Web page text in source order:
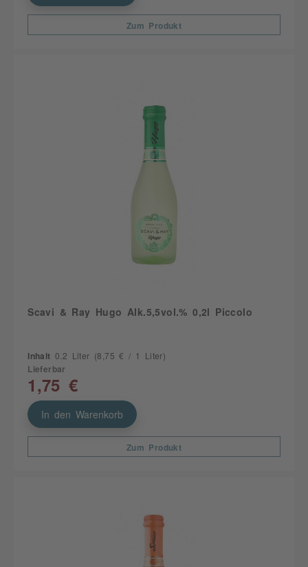
Zum Produkt
Scavi & Ray Hugo Alk.5,5vol.% 0,2l Piccolo
Inhalt 0.2 Liter (8,75 € / 1 Liter)
Lieferbar
1,75 €
In den Warenkorb
Zum Produkt